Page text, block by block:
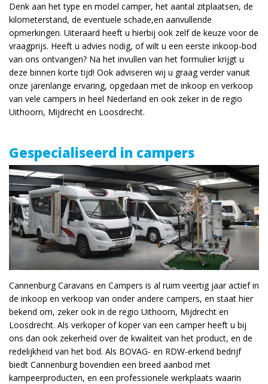
Denk aan het type en model camper, het aantal zitplaatsen, de
kilometerstand, de eventuele schade,en aanvullende
opmerkingen. Uiteraard heeft u hierbij ook zelf de keuze voor de
vraagprijs. Heeft u advies nodig, of wilt u een eerste inkoop-bod
van ons ontvangen? Na het invullen van het formulier krijgt u
deze binnen korte tijd! Ook adviseren wij u graag verder vanuit
onze jarenlange ervaring, opgedaan met de inkoop en verkoop
van vele campers in heel Nederland en ook zeker in de regio
Uithoorn, Mijdrecht en Loosdrecht.
Gespecialiseerd in campers
Cannenburg Caravans en Campers is al ruim veertig jaar actief in
de inkoop en verkoop van onder andere campers, en staat hier
bekend om, zeker ook in de regio Uithoorn, Mijdrecht en
Loosdrecht. Als verkoper of koper van een camper heeft u bij
ons dan ook zekerheid over de kwaliteit van het product, en de
redelijkheid van het bod. Als BOVAG- en RDW-erkend bedrijf
biedt Cannenburg bovendien een breed aanbod met
kampeerproducten, en een professionele werkplaats waarin